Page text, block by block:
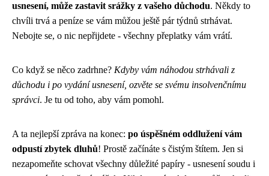
usnesení, může zastavit srážky z vašeho důchodu. Někdy to
chvíli trvá a peníze se vám můžou ještě pár týdnů strhávat.
Nebojte se, o nic nepřijdete - všechny přeplatky vám vrátí.
Co když se něco zadrhne? Kdyby vám náhodou strhávali z
důchodu i po vydání usnesení, ozvěte se svému insolvenčnímu
správci. Je tu od toho, aby vám pomohl.
A ta nejlepší zpráva na konec: po úspěšném oddlužení vám
odpustí zbytek dluhů! Prostě začínáte s čistým štítem. Jen si
nezapomeňte schovat všechny důležité papíry - usnesení soudu i